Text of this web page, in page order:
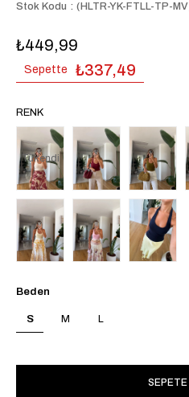
Stok Kodu (HLTR-YK-FTLL-TP-
₺449,99
Sepette ₺337,49
RENK
Tükendi
Beden
S M L